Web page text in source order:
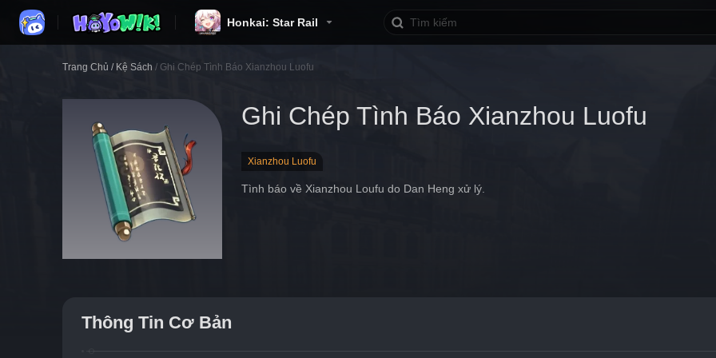
Honkai: Star Rail
Trang Chủ / Kệ Sách / Ghi Chép Tình Báo Xianzhou Luofu
Ghi Chép Tình Báo Xianzhou Luofu
Xianzhou Luofu
Tình báo về Xianzhou Loufu do Dan Heng xử lý.
Thông Tin Cơ Bản